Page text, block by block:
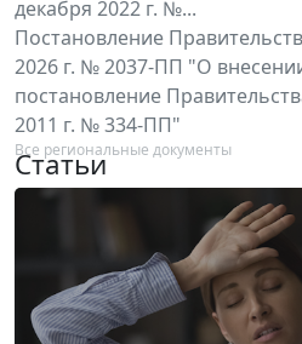
декабря 2022 г. №...
Постановление
2026 г. № 2037-ПП "О
постановление
2011 г. № 334-ПП"
Все региональные документы
Статьи